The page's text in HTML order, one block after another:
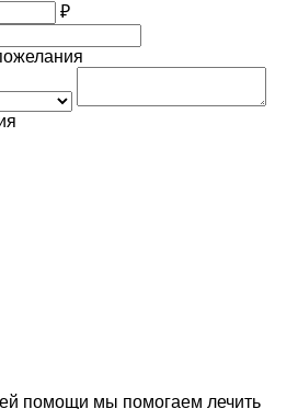
₽
помощи мы помогаем лечить